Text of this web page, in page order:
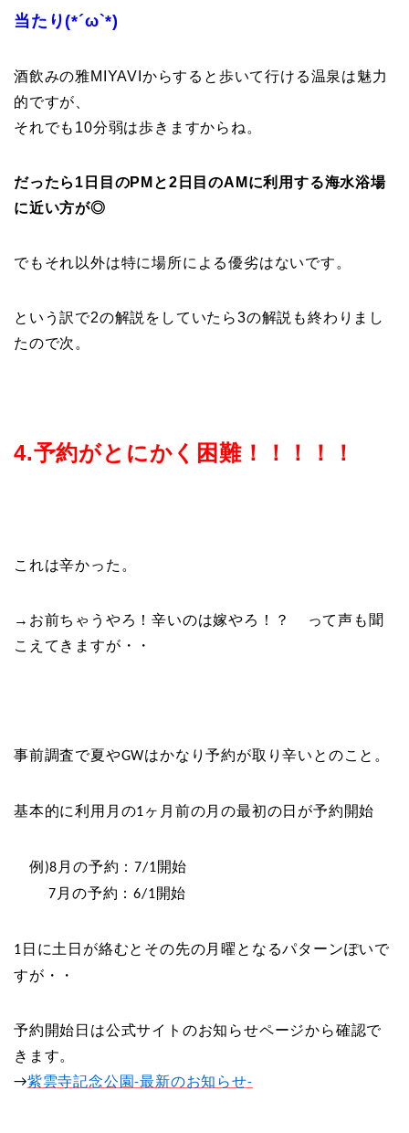
当たり(*´ω`*)
酒飲みの雅MIYAVIからすると 歩いて行ける温泉は魅力
的ですが、
それでも10分弱は歩きますからね。
だったら1日目のPMと2日目のAMに利用する海水浴場
に近い方が◎
でもそれ以外は特に場所による優劣はないです。
という訳で2の解説をしていたら3の解説も終わりまし
たので次。
4.予約がとにかく困難！！！！！
これは辛かった。
→お前ちゃうやろ！辛いのは嫁やろ！？
って声も聞
こえてきますが・・
事前調査で夏やGWはかなり予約が取り辛いとのこと。
基本的に利用月の1ヶ月前の月の最初の日が予約開始
例 )8 月の予約：7/1開始
7 月の予約：6/1開始
1 日に土日が絡むとその先の月曜となるパターンぽいで
すが・・
予約開始日は公式サイトのお知らせページから確認で
きます。
→紫雲寺記念公園-最新のお知らせ-